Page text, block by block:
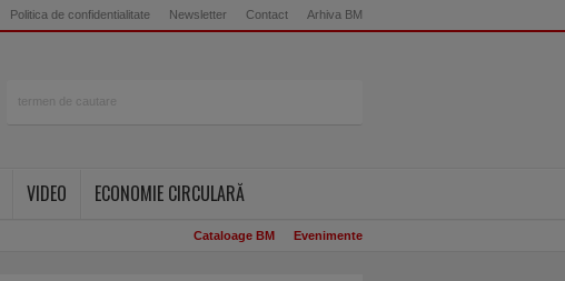
Politica de confidentialitate Newsletter Contact Arhiva BM
VIDEO
ECONOMIE CIRCULARĂ
Cataloage BM Evenimente